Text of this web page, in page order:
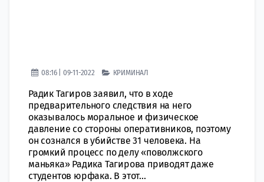
08:16 | 09-11-2022 КРИМИНАЛ
Радик Тагиров заявил, что в ходе
предварительного следствия на него
оказывалось моральное и физическое
давление со стороны оперативников, поэтому
он сознался в убийстве 31 человека. На
громкий процесс по делу «поволжского
маньяка» Радика Тагирова приводят даже
студентов юрфака. В этот...